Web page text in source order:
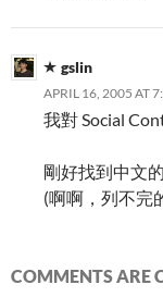
gslin
APRIL 16, 2005 AT
我對 Social
剛好找到中文
(啊啊，列不完
COMMENTS ARE